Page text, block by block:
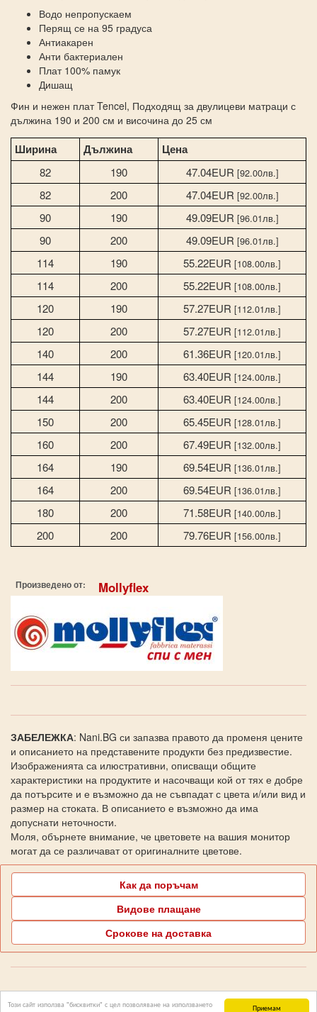
Приемам
Този сайт използва "бисквитки" с цел позволяване на използването
Водо непропускаем
Перящ се на 95 градуса
Антиакарен
Анти бактериален
Плат 100% памук
Дишащ
Фин и нежен плат Tencel, Подходящ за двулицеви матраци с
дължина 190 и 200 см и височина до 25 см
Ширина Дължина Цена
82 190 47.04EUR [92.00лв.]
82 200 47.04EUR [92.00лв.]
90 190 49.09EUR [96.01лв.]
90 200 49.09EUR [96.01лв.]
114 190 55.22EUR [108.00лв.]
114 200 55.22EUR [108.00лв.]
120 190 57.27EUR [112.01лв.]
120 200 57.27EUR [112.01лв.]
140 200 61.36EUR [120.01лв.]
144 190 63.40EUR [124.00лв.]
144 200 63.40EUR [124.00лв.]
150 200 65.45EUR [128.01лв.]
160 200 67.49EUR [132.00лв.]
164 190 69.54EUR [136.01лв.]
164 200 69.54EUR [136.01лв.]
180 200 71.58EUR [140.00лв.]
200 200 79.76EUR [156.00лв.]
Произведено от: Mollyflex
ЗАБЕЛЕЖКА: Nani.BG си запазва правото да променя цените
и описанието на представените продукти без предизвестие.
Изображенията са илюстративни, описващи общите
характеристики на продуктите и насочващи кой от тях е добре
да потърсите и е възможно да не съвпадат с цвета и/или вид и
размер на стоката. В описанието е възможно да има
допуснати неточности.
Моля, обърнете внимание, че цветовете на вашия монитор
могат да се различават от оригиналните цветове.
Как да поръчам
Видове плащане
Срокове на доставка
Поддръжка Nani.BG